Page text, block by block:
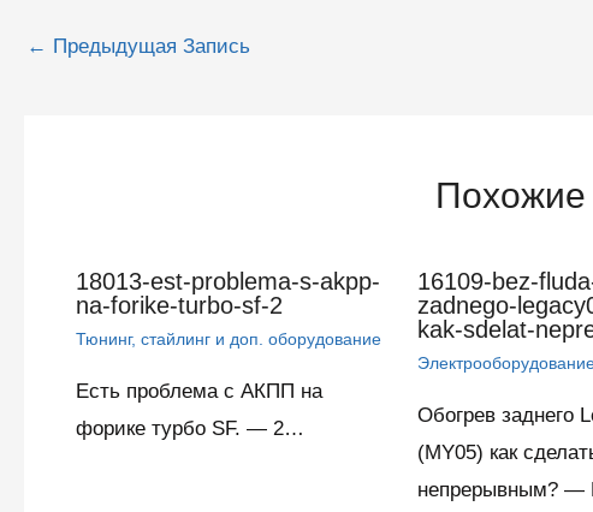
Навигация
← Предыдущая Запись
Похожие
18013-est-problema-s-akpp-
na-forike-turbo-sf-2
Тюнинг, стайлинг и доп. оборудование
Есть проблема с АКПП на
форике турбо SF. — 2…
16109-bez-
zadnego-
kak-sdelat-
Обогрев заднего
(MY05) как
непрерывным? —